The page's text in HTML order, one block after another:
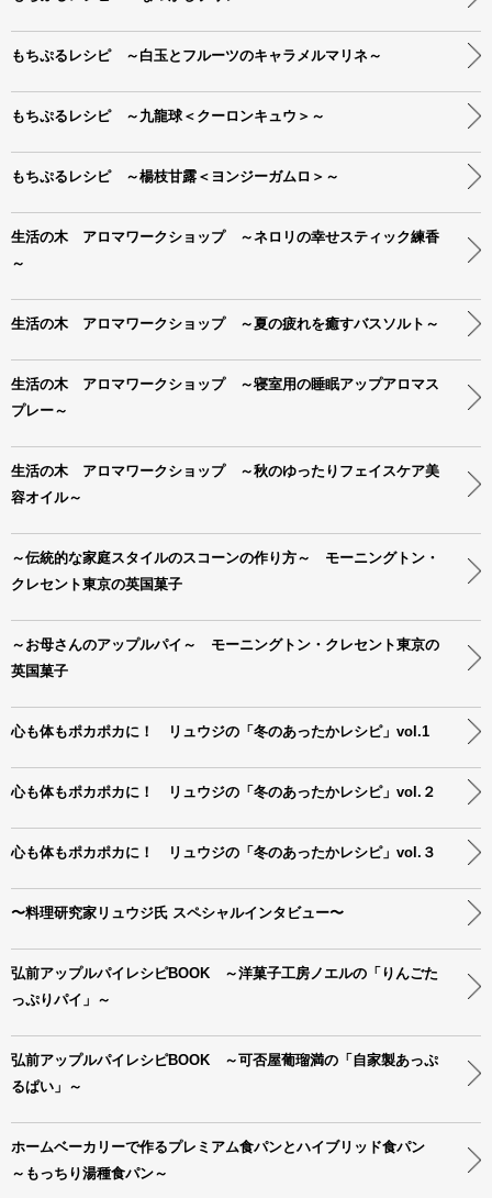
もちぷるレシピ ～白玉とフルーツのキャラメルマリネ～
もちぷるレシピ ～九龍球＜クーロンキュウ＞～
もちぷるレシピ ～楊枝甘露＜ヨンジーガムロ＞～
生活の木 アロマワークショップ ～ネロリの幸せスティック練香
～
生活の木 アロマワークショップ ～夏の疲れを癒すバスソルト～
生活の木 アロマワークショップ ～寝室用の睡眠アップアロマス
プレー～
生活の木 アロマワークショップ ～秋のゆったりフェイスケア美
容オイル～
～伝統的な家庭スタイルのスコーンの作り方～ モーニングトン・
クレセント東京の英国菓子
～お母さんのアップルパイ～ モーニングトン・クレセント東京の
英国菓子
心も体もポカポカに！ リュウジの「冬のあったかレシピ」vol.1
心も体もポカポカに！ リュウジの「冬のあったかレシピ」vol.２
心も体もポカポカに！ リュウジの「冬のあったかレシピ」vol.３
〜料理研究家リュウジ氏 スペシャルインタビュー〜
弘前アップルパイレシピBOOK ～洋菓子工房ノエルの「りんごた
っぷりパイ」～
弘前アップルパイレシピBOOK ～可否屋葡瑠満の「自家製あっぷ
るぱい」～
ホームベーカリーで作るプレミアム食パンとハイブリッド食パン
～もっちり湯種食パン～